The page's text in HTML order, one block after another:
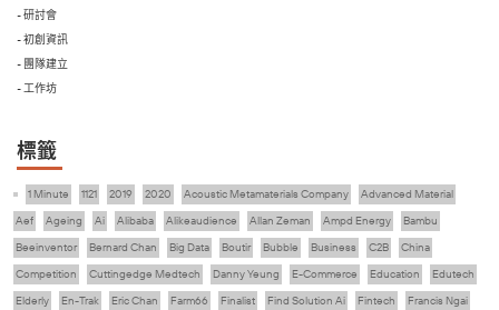
- 研討會
- 初創資訊
- 團隊建立
- 工作坊
標籤
1 Minute 1121 2019 2020 Acoustic Metamaterials Company
Advanced Material
Aef
Ageing Ai Alibaba Alikeaudience Allan Zeman Ampd Energy
Bambu
Beeinventor
Bernard Chan Big Data Boutir Bubble Business C2B
China
Competition
Cuttingedge Medtech Danny Yeung E-Commerce Education
Edutech
Elderly
En-Trak Eric Chan Farm66 Finalist Find Solution Ai Fintech
Francis Ngai